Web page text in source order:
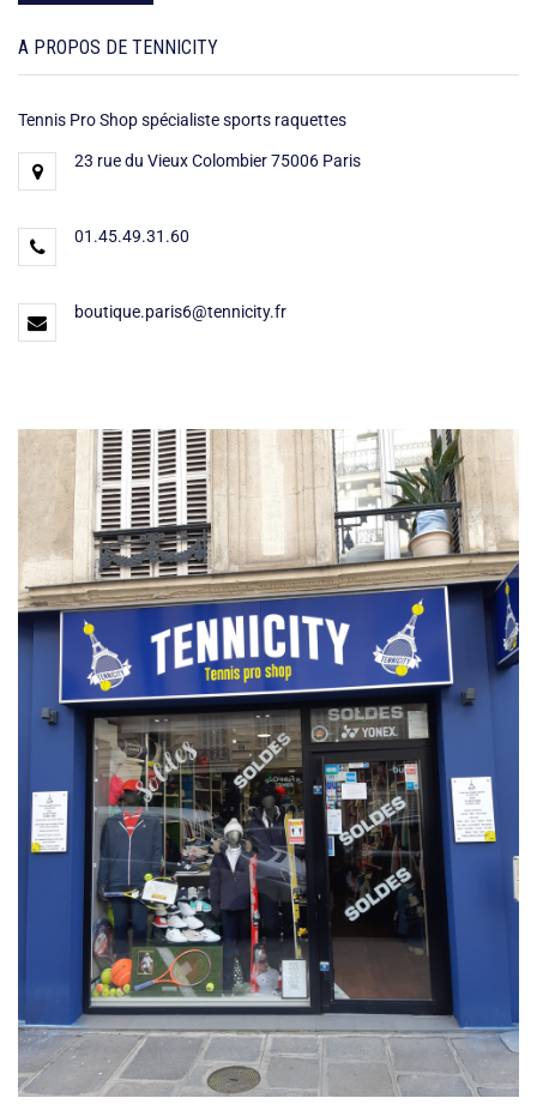
A PROPOS DE TENNICITY
Tennis Pro Shop spécialiste sports raquettes
23 rue du Vieux Colombier 75006 Paris
01.45.49.31.60
boutique.paris6@tennicity.fr